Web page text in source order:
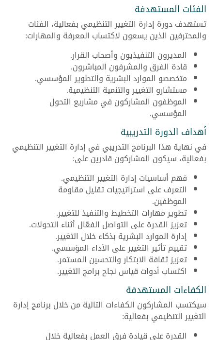
الفئات المستهدفة
تستهدف دورة إدارة التغيير التنظيمي بفعالية، الفئات
والمحترفين الذين يسعون لاكتساب المعرفة والمهارات:
المديرون التنفيذيون وأصحاب القرار.
قادة الفرق والمشرفون المباشرون.
متخصصو الموارد البشرية والتطوير المؤسسي.
مستشارو التغيير والتنمية التنظيمية.
الموظفون المشاركون في مشاريع التحول
المؤسسي.
أهداف الدورة التدريبية
في نهاية هذا البرنامج التدريبي في إدارة التغيير التنظيمي
بفعالية، سيكون المشاركون قادرين على:
فهم أساسيات إدارة التغيير التنظيمي.
التعرف على استراتيجيات تقليل مقاومة
الموظفين.
تطوير مهارات التخطيط والتنفيذ للتغيير.
تعزيز القدرة على التواصل الفعّال أثناء التحولات.
إدارة الموارد البشرية بذكاء خلال التغيير.
تقييم تأثير التغيير على الأداء المؤسسي.
تعزيز ثقافة الابتكار والتحسين المستمر.
اكتساب أدوات قياس نجاح برامج التغيير.
الكفاءات المستهدفة
سيكتسب المشاركون الكفاءات التالية من خلال برنامج إدارة
التغيير التنظيمي بفعالية:
القدرة على قيادة فرق العمل بفعالية خلال